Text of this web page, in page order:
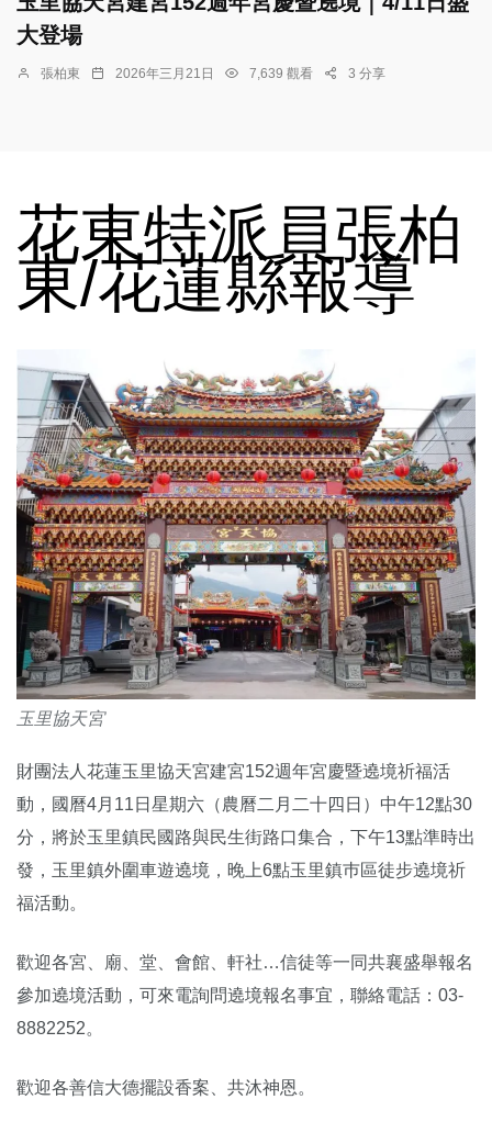
大登場
張柏東 2026年三月21日 7,639 觀看 3 分享
花東特派員張柏
東/花蓮縣報導
玉里協天宮
財團法人花蓮玉里協天宮建宮152週年宮慶暨遶境祈福活
動，國曆4月11日星期六（農曆二月二十四日）中午12點30
分，將於玉里鎮民國路與民生街路口集合，下午13點準時出
發，玉里鎮外圍車遊遶境，晚上6點玉里鎮巿區徒步遶境祈
福活動。
歡迎各宮、廟、堂、會館、軒社…信徒等一同共襄盛舉報名
參加遶境活動，可來電詢問遶境報名事宜，聯絡電話：03-
8882252。
歡迎各善信大德擺設香案、共沐神恩。